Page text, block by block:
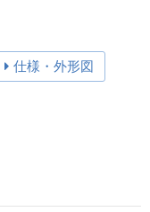
仕様・外形図